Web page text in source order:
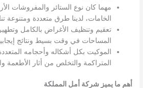
مهما كان نوع الستائر والمفروشات
الخامات، لدينا طرق متعددة ومتنوعة
تعقيم وتنظيف الأغراض بالكامل
المساحات في وقت بسيط ونتائج
الموكيت بكل أشكاله وأحجامه
المتراكمة والتخلص من أثار الأطعمة
أهم ما يميز شركة أمل المملكة